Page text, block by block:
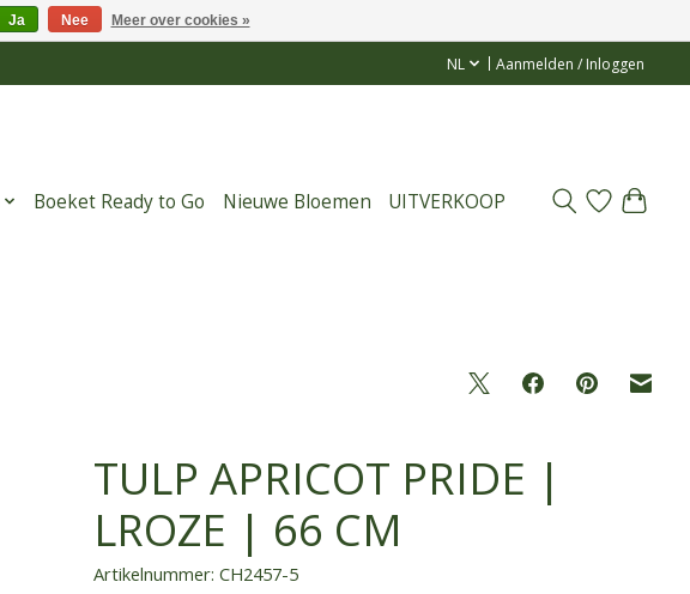
NL Aanmelden / Inloggen
Boeket Ready to Go Nieuwe Bloemen UITVERKOOP
TULP APRICOT PRIDE |
LROZE | 66 CM
Artikelnummer: CH2457-5
Ja Nee Meer over cookies »